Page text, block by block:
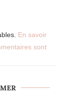
En savoir
sont